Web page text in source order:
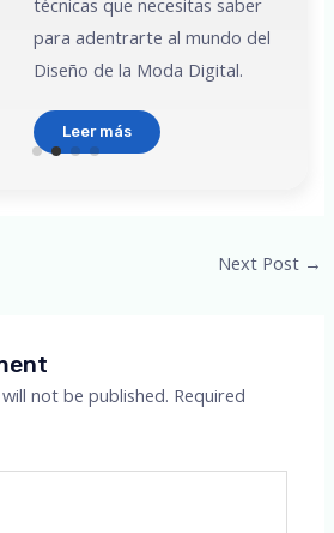
técnicas que necesitas saber
para adentrarte al mundo del
Diseño de la Moda Digital.
Leer más
Next Post →
not be published. Required